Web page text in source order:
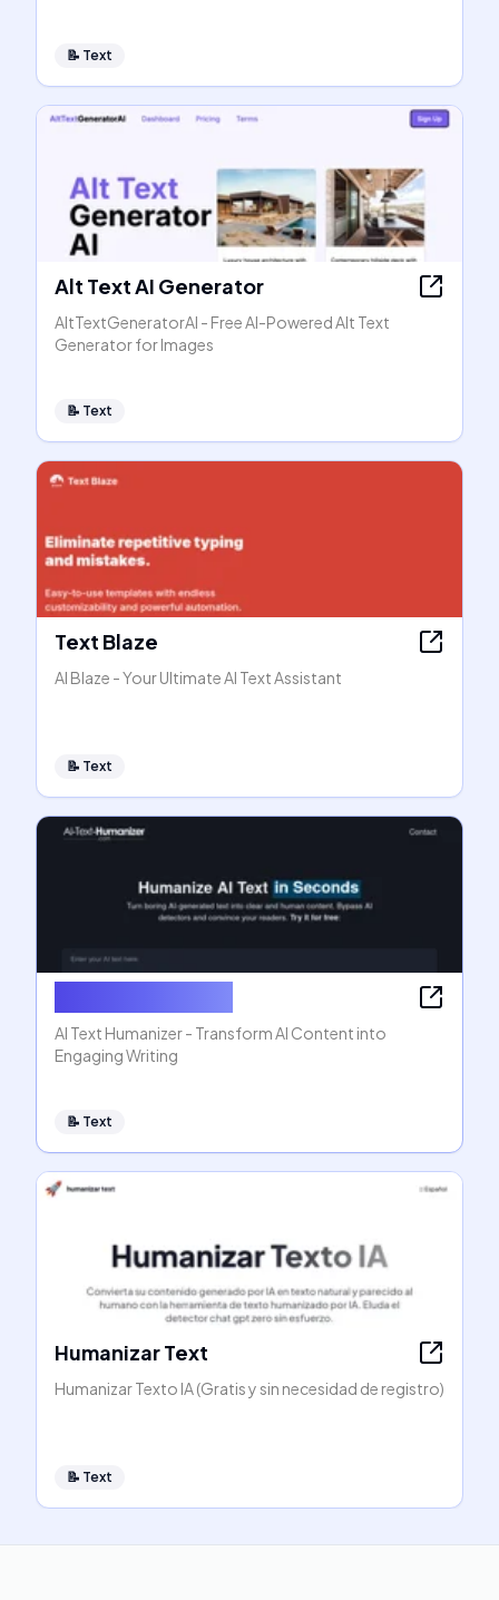
📝 Text
Alt Text AI Generator
AltTextGeneratorAI - Free AI-Powered Alt Text
Generator for Images
📝 Text
Text Blaze
AI Blaze - Your Ultimate AI Text Assistant
📝 Text
AI Text Humanizer - Transform AI Content into
Engaging Writing
📝 Text
Humanizar Text
Humanizar Texto IA (Gratis y sin necesidad de registro)
📝 Text